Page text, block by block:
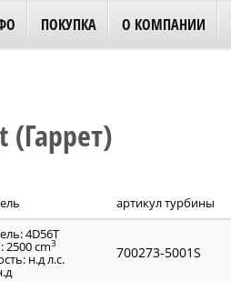
ПОКУПКА О КОМПАНИИ
(Гаррет)
артикул турбины
4D56T
cm3
н.д л.с. 700273-5001S